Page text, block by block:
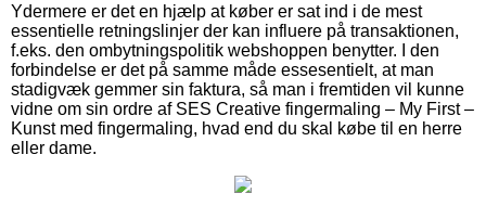
Ydermere er det en hjælp at køber er sat ind i de mest
essentielle retningslinjer der kan influere på transaktionen,
f.eks. den ombytningspolitik webshoppen benytter. I den
forbindelse er det på samme måde essesentielt, at man
stadigvæk gemmer sin faktura, så man i fremtiden vil kunne
vidne om sin ordre af SES Creative fingermaling – My First –
Kunst med fingermaling, hvad end du skal købe til en herre
eller dame.